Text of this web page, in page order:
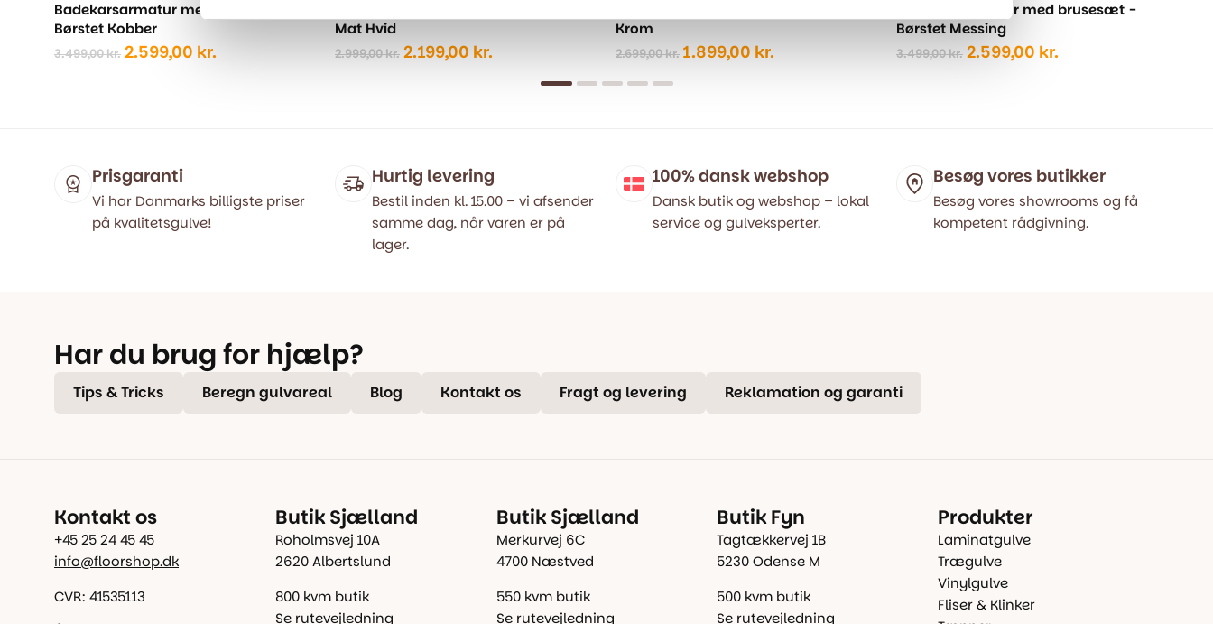
Badekarsarmatur med brusesæt -
Børstet Kobber
3.499,00kr. Den
2.599,00 kr.
Mat Hvid
2.999,00kr. Den
2.199,00 kr.
Krom
2.699,00kr. Den
1.899,00 kr.
Badekarsarmatur med brusesæt -
Børstet Messing
3.499,00kr. Den
2.599,00 kr.
Prisgaranti
Vi har Danmarks billigste priser
på kvalitetsgulve!
Hurtig levering
Bestil inden kl. 15.00 – vi afsender
samme dag, når varen er på
lager.
100% dansk webshop
Dansk butik og webshop – lokal
service og gulveksperter.
Besøg vores butikker
Besøg vores showrooms og få
kompetent rådgivning.
Har du brug for hjælp?
Tips & Tricks Beregn gulvareal Blog Kontakt os Fragt og levering Reklamation og garanti
Kontakt os
+45 25 24 45 45
info@floorshop.dk
CVR: 41535113
Butik Sjælland
Roholmsvej 10A
2620 Albertslund
800 kvm butik
Se rutevejledning
Butik Sjælland
Merkurvej 6C
4700 Næstved
550 kvm butik
Se rutevejledning
Butik Fyn
Tagtækkervej 1B
5230 Odense M
500 kvm butik
Se rutevejledning
Produkter
Laminatgulve
Trægulve
Vinylgulve
Fliser & Klinker